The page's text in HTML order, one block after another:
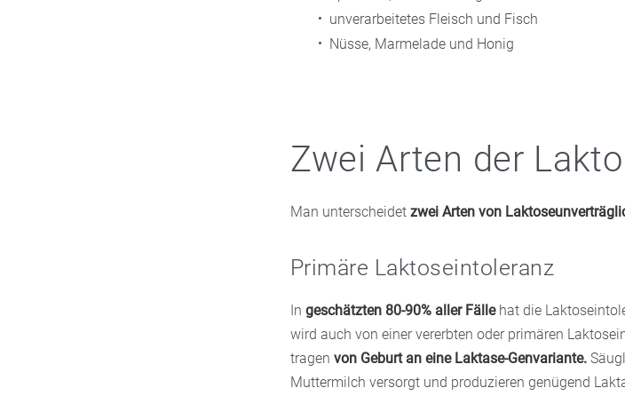
unverarbeitetes Fleisch und Fisch
Nüsse, Marmelade und Honig
Zwei Arten der
Man unterscheidet zwei Arten von
Primäre Laktoseintoleranz
In geschätzten 80-90% aller Fälle hat die
wird auch von einer vererbten oder primären
tragen von Geburt an eine Laktase-Genvariante.
Muttermilch versorgt und produzieren genügend